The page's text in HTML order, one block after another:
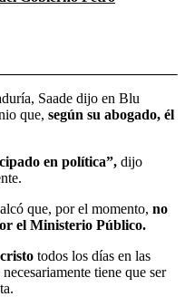
Saade dijo en Blu
que, según su abogado, él
en política”, dijo
que, por el momento, no
el Ministerio Público.
todos los días en las
tiene que ser